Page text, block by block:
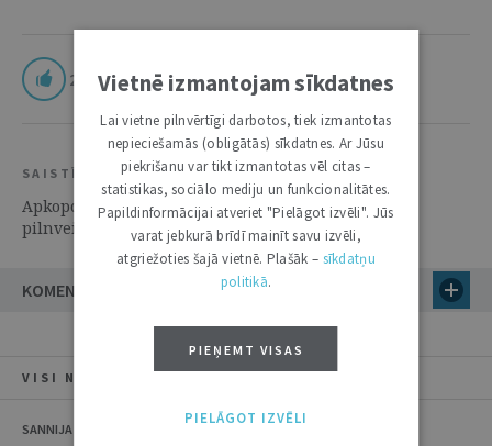
2
SAISTĪTIE RESURSI
Apkopoti priekšlikumi Latvijas publiskās varas
pilnveidošanai | 14. Jūlijs 2015 | Notikums
KOMENTĀRI
VISI NUMURA RAKSTI
SANNIJA MATULE
Vietnē izmantojam sīkdatnes
Lai vietne pilnvērtīgi darbotos, tiek izmantotas
nepieciešamās (obligātās) sīkdatnes. Ar Jūsu
piekrišanu var tikt izmantotas vēl citas –
statistikas, sociālo mediju un funkcionalitātes.
Papildinformācijai atveriet "Pielāgot izvēli". Jūs
varat jebkurā brīdī mainīt savu izvēli,
atgriežoties šajā vietnē. Plašāk – sīkdatņu
politikā.
PIEŅEMT VISAS
PIELĀGOT IZVĒLI